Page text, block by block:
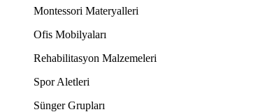
Montessori Materyalleri
Ofis Mobilyaları
Rehabilitasyon Malzemeleri
Spor Aletleri
Sünger Grupları